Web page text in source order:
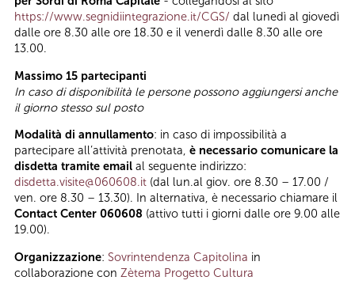
https://www.segnidiintegrazione.it/CGS/ dal lunedì al giovedì
dalle ore 8.30 alle ore 18.30 e il venerdì dalle 8.30 alle ore
13.00.
Massimo 15 partecipanti
In caso di disponibilità le persone possono aggiungersi anche
il giorno stesso sul posto
Modalità di annullamento: in caso di impossibilità a
partecipare all’attività prenotata, è necessario comunicare la
disdetta tramite email al seguente indirizzo:
disdetta.visite@060608.it (dal lun.al giov. ore 8.30 – 17.00 /
ven. ore 8.30 – 13.30). In alternativa, è necessario chiamare il
Contact Center 060608 (attivo tutti i giorni dalle ore 9.00 alle
19.00).
Organizzazione: Sovrintendenza Capitolina in
collaborazione con Zètema Progetto Cultura